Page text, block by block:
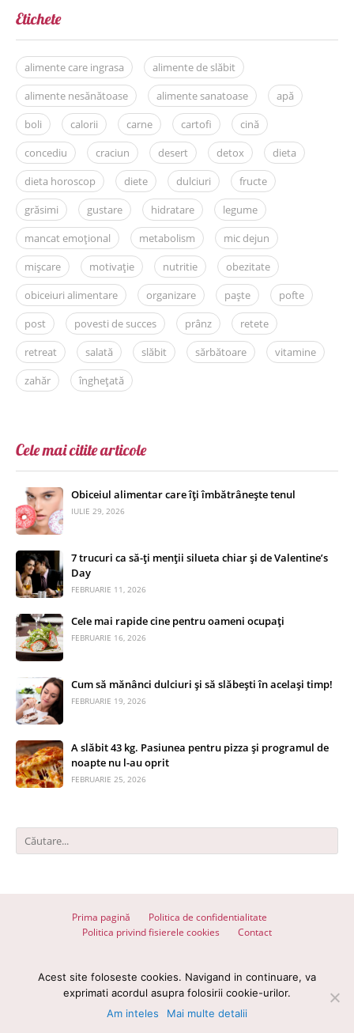
Etichete
alimente care ingrasa
alimente de slăbit
alimente nesănătoase
alimente sanatoase
apă
boli
calorii carne cartofi
cină
concediu
craciun desert detox
dieta
dieta horoscop
diete dulciuri
fructe
grăsimi
gustare hidratare
legume
mancat emoțional
metabolism
mic dejun
mișcare
motivație nutritie
obezitate
obiceiuri alimentare
organizare paște
pofte
post
povesti de succes prânz
retete
retreat
salată slăbit sărbătoare
vitamine
zahăr
înghețată
Cele mai citite articole
Obiceiul alimentar care îți îmbătrânește tenul
IULIE 29, 2026
7 trucuri ca să-ți menții silueta chiar și de Valentine’s
Day
FEBRUARIE 11, 2026
Cele mai rapide cine pentru oameni ocupați
FEBRUARIE 16, 2026
Cum să mănânci dulciuri și să slăbești în același timp!
FEBRUARIE 19, 2026
A slăbit 43 kg. Pasiunea pentru pizza și programul de
noapte nu l-au oprit
FEBRUARIE 25, 2026
Prima pagină
Politica de confidentialitate
Politica privind fisierele cookies
Contact
© 2026 Totul despre slăbit - Toate drepturile rezervate
Devel with
by wpdevel.ro
Acest site foloseste cookies. Navigand in continuare, va
exprimati acordul asupra folosirii cookie-urilor.
Am inteles
Mai multe detalii